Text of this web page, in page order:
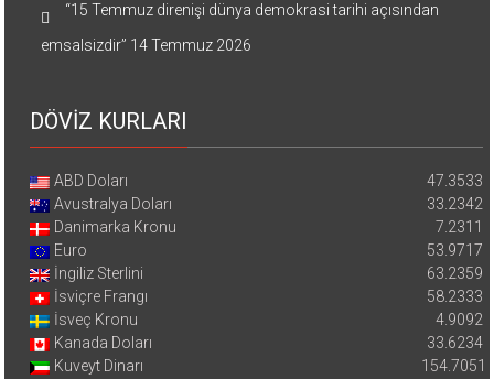
“15 Temmuz direnişi dünya demokrasi tarihi açısından
emsalsizdir” 14 Temmuz 2026
DÖVİZ KURLARI
ABD Doları
47.3533
Avustralya Doları
33.2342
Danimarka Kronu
7.2311
Euro
53.9717
İngiliz Sterlini
63.2359
İsviçre Frangı
58.2333
İsveç Kronu
4.9092
Kanada Doları
33.6234
Kuveyt Dinarı
154.7051